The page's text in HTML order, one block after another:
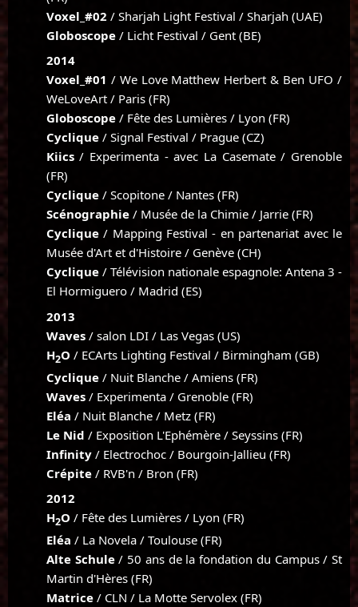
Voxel_#02 / Sharjah Light Festival / Sharjah (UAE)
Globoscope/ Licht Festival / Gent (BE)
2014
Voxel_#01 / We Love Matthew Herbert & Ben UFO /
WeLoveArt / Paris (FR)
Globoscope / Fête des Lumières / Lyon (FR)
Cyclique/ Signal Festival / Prague (CZ)
Kiics/ Experimenta - avec La Casemate / Grenoble
(FR)
Cyclique/ Scopitone / Nantes (FR)
Scénographie/ Musée de la Chimie / Jarrie (FR)
Cyclique/ Mapping Festival - en partenariat avec le
Musée d'Art et d'Histoire / Genève (CH)
Cyclique/ Télévision nationale espagnole: Antena 3 -
El Hormiguero / Madrid (ES)
2013
Waves/ salon LDI / Las Vegas (US)
H2O / ECArts Lighting Festival / Birmingham (GB)
Cyclique/ Nuit Blanche / Amiens (FR)
Waves/ Experimenta / Grenoble (FR)
Eléa / Nuit Blanche / Metz (FR)
Le Nid / Exposition L'Ephémère / Seyssins (FR)
Infinity/ Electrochoc / Bourgoin-Jallieu (FR)
Crépite/ RVB'n / Bron (FR)
2012
H2O / Fête des Lumières / Lyon (FR)
Eléa / La Novela / Toulouse (FR)
Alte Schule/ 50 ans de la fondation du Campus / St
Martin d'Hères (FR)
Matrice/ CLN / La Motte Servolex (FR)